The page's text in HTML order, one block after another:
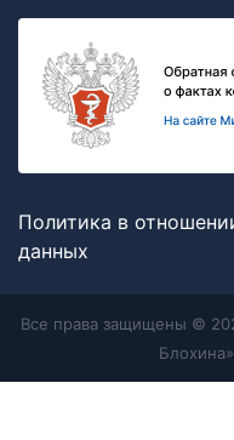
Политика в
данных
Все права защищены ©